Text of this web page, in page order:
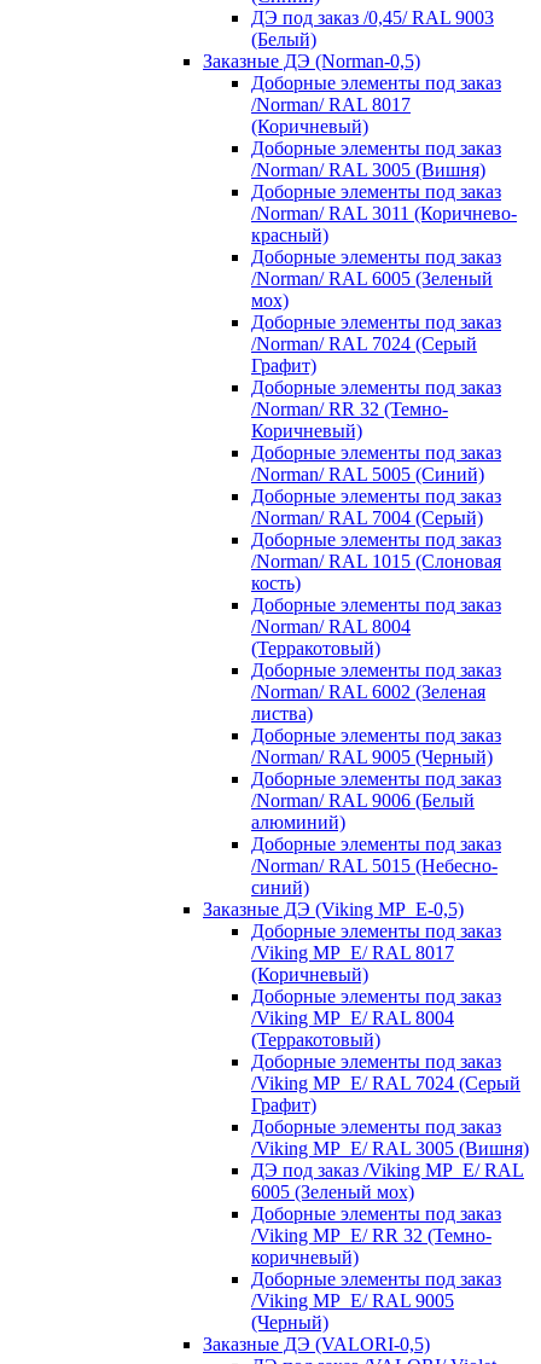
ДЭ под заказ /0,45/ RAL 9003
(Белый)
Заказные ДЭ (Norman-0,5)
Доборные элементы под заказ
/Norman/ RAL 8017
(Коричневый)
Доборные элементы под заказ
/Norman/ RAL 3005 (Вишня)
Доборные элементы под заказ
/Norman/ RAL 3011 (Коричнево-
красный)
Доборные элементы под заказ
/Norman/ RAL 6005 (Зеленый
мох)
Доборные элементы под заказ
/Norman/ RAL 7024 (Серый
Графит)
Доборные элементы под заказ
/Norman/ RR 32 (Темно-
Коричневый)
Доборные элементы под заказ
/Norman/ RAL 5005 (Синий)
Доборные элементы под заказ
/Norman/ RAL 7004 (Серый)
Доборные элементы под заказ
/Norman/ RAL 1015 (Слоновая
кость)
Доборные элементы под заказ
/Norman/ RAL 8004
(Терракотовый)
Доборные элементы под заказ
/Norman/ RAL 6002 (Зеленая
листва)
Доборные элементы под заказ
/Norman/ RAL 9005 (Черный)
Доборные элементы под заказ
/Norman/ RAL 9006 (Белый
алюминий)
Доборные элементы под заказ
/Norman/ RAL 5015 (Небесно-
синий)
Заказные ДЭ (Viking MP_E-0,5)
Доборные элементы под заказ
/Viking MP_E/ RAL 8017
(Коричневый)
Доборные элементы под заказ
/Viking MP_E/ RAL 8004
(Терракотовый)
Доборные элементы под заказ
/Viking MP_E/ RAL 7024 (Серый
Графит)
Доборные элементы под заказ
/Viking MP_E/ RAL 3005 (Вишня)
ДЭ под заказ /Viking MP_E/ RAL
6005 (Зеленый мох)
Доборные элементы под заказ
/Viking MP_E/ RR 32 (Темно-
коричневый)
Доборные элементы под заказ
/Viking MP_E/ RAL 9005
(Черный)
Заказные ДЭ (VALORI-0,5)